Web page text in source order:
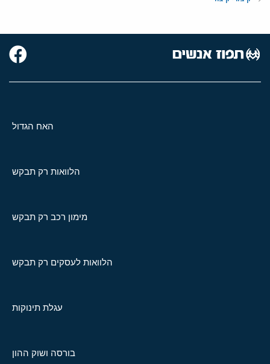
האח הגדול
הלוואות רק תבקש
מימון רכב רק תבקש
הלוואות לעסקים רק תבקש
עגלת תינוקות
בורסה ושוק ההון